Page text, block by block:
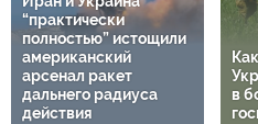
“практически
полностью” истощили
американский
арсенал ракет
дальнего радиуса
действия
в